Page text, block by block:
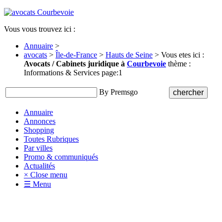
Vous vous trouvez ici :
Annuaire >
avocats > Île-de-France > Hauts de Seine > Vous etes ici :
Avocats / Cabinets juridique à Courbevoie thème :
Informations & Services page:1
By Premsgo
Annuaire
Annonces
Shopping
Toutes Rubriques
Par villes
Promo & communiqués
Actualités
× Close menu
☰ Menu